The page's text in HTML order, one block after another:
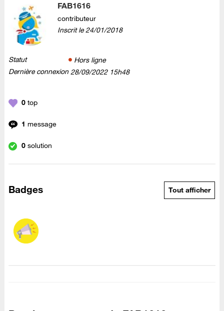
FAB1616
contributeur
Inscrit le‎24/01/2018
Statut
Hors ligne
Dernière connexion ‎28/09/2022 15h48
0 top
1 message
0 solution
Badges Tout afficher